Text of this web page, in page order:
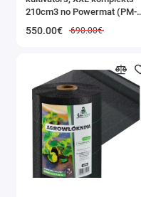
210cm3 no Powermat (PM-
550.00€ 690.00€